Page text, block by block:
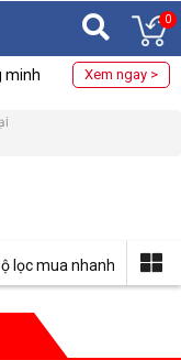
0
minh Xem ngay >
lọc mua nhanh